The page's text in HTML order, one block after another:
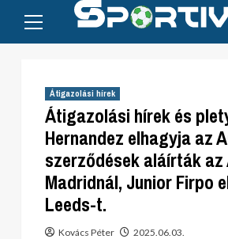
content
Menu
Átigazolási hírek
Átigazolási hírek és
Hernandez elhagyja az
szerződések aláírták
Madridnál, Junior Firpo
Leeds-t.
Kovács Péter 2025.06.03.